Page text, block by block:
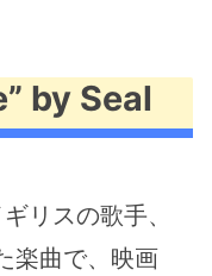
by Seal
リスの歌手、
楽曲で、映画